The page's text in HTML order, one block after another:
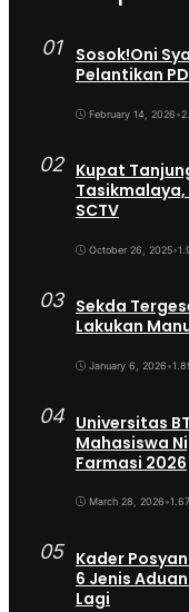
01
Sosok!Oni
Pelantikan
February 14, 2026•
02 Kupat
SCTV
October 26, 2025•
03 Sekda
Lakukan
January 6, 2026•
04 Universitas
Mahasiswa
Farmasi 2026
March 28, 2026•
05 Kader
6 Jenis
Lagi